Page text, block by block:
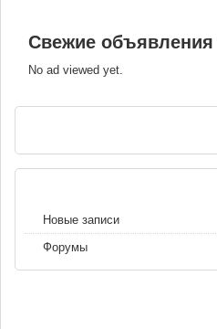
Свежие объявления
No ad viewed yet.
Новые записи
Форумы